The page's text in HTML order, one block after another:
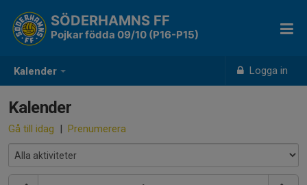
Kalender Logga in
SÖDERHAMNS FF
Pojkar födda 09/10 (P16-P15)
Kalender
Gå till idag | Prenumerera